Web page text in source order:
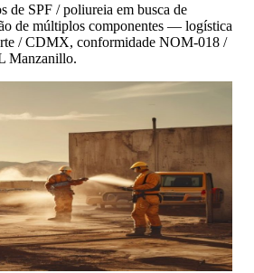
de SPF / poliureia em busca de
de múltiplos componentes — logística
/ CDMX, conformidade NOM-018 /
Manzanillo.